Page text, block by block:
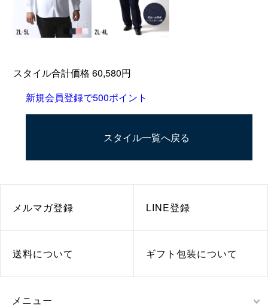
スタイル合計価格 60,580円
新規会員登録で500ポイント
スタイル一覧へ戻る
メルマガ登録 LINE登録
送料について ギフト包装について
メニュー